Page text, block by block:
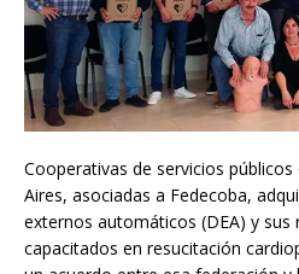
Cooperativas de servicios
Aires, asociadas a Fedecoba,
externos automáticos (DEA) y
capacitados en resucitación